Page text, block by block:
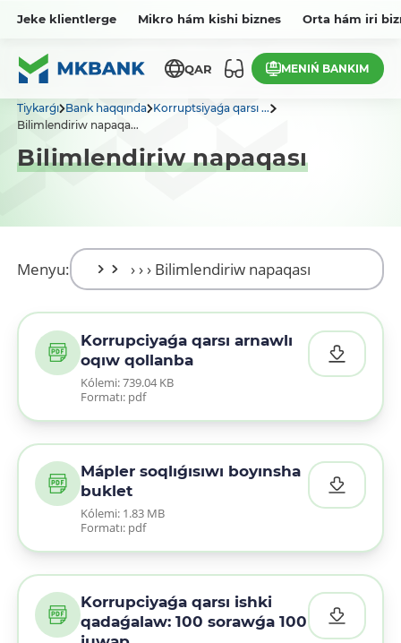
Jeke klientlerge Mikro hám kishi biznes Orta hám iri
QAR MENIŃ BANKIM
Tiykarǵı Bank haqqında Korruptsiyaǵa qarsı ...
Bilimlendiriw napaqa...
Bilimlendiriw napaqası
Menyu:
Korrupciyaǵa qarsı arnawlı
oqıw qollanba
Kólemi: 739.04 KB
Formatı: pdf
Mápler soqlıǵısıwı boyınsha
buklet
Kólemi: 1.83 MB
Formatı: pdf
Korrupciyaǵa qarsı ishki
qadaǵalaw: 100 sorawǵa 100